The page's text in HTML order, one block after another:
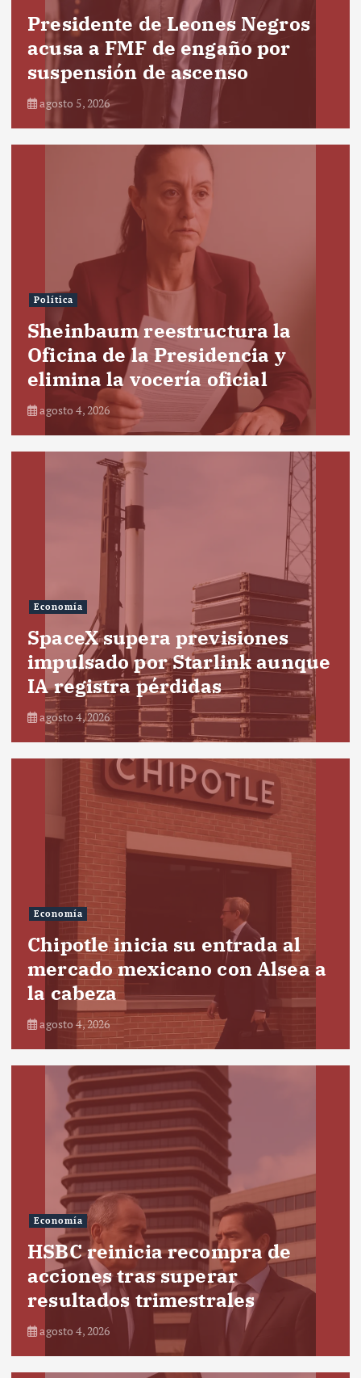
Presidente de Leones Negros
acusa a FMF de engaño por
suspensión de ascenso
agosto 5, 2026
Política
Sheinbaum reestructura la
Oficina de la Presidencia y
elimina la vocería oficial
agosto 4, 2026
Economía
SpaceX supera previsiones
impulsado por Starlink aunque
IA registra pérdidas
agosto 4, 2026
Economía
Chipotle inicia su entrada al
mercado mexicano con Alsea a
la cabeza
agosto 4, 2026
Economía
HSBC reinicia recompra de
acciones tras superar
resultados trimestrales
agosto 4, 2026